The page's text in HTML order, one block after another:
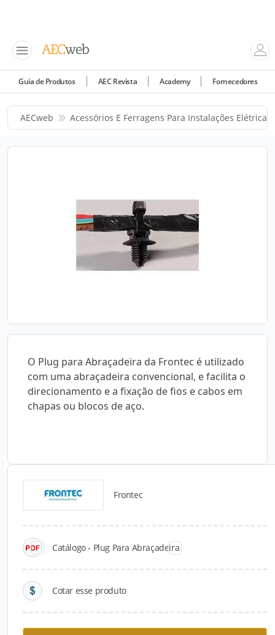
Guia de Produtos AEC Revista Academy Fornecedores
AECweb Acessórios E Ferragens Para Instalações Elétricas
O Plug para Abraçadeira da Frontec é utilizado
com uma abraçadeira convencional, e facilita o
direcionamento e a fixação de fios e cabos em
chapas ou blocos de aço.
Frontec
Catálogo - Plug Para Abraçadeira
Cotar esse produto
Catálogos para Download